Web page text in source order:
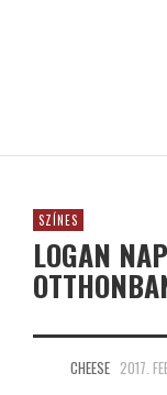
SZÍNES
LOGAN
CHEESE 2017.